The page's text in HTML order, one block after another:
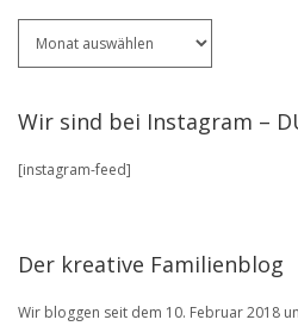
ältere
in
BLOG
Wir sind bei Instagram –
[instagram-feed]
Der kreative Familienblog
Wir bloggen seit dem 10. Februar 2018